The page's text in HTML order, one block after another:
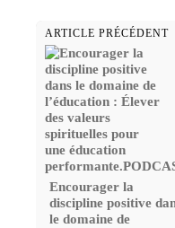
ARTICLE PRÉCÉDENT
Encourager la
discipline positive
le domaine de